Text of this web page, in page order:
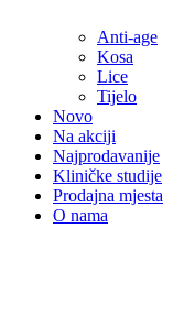
Anti-age
Kosa
Lice
Tijelo
Novo
Na akciji
Najprodavanije
Kliničke studije
Prodajna mjesta
O nama